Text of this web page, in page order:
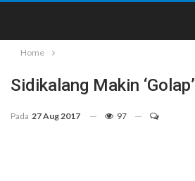
Home
Sidikalang Makin ‘Golap’
Pada 27 Aug 2017 97